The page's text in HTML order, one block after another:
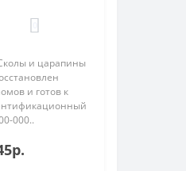
и царапины
и готов к
000..